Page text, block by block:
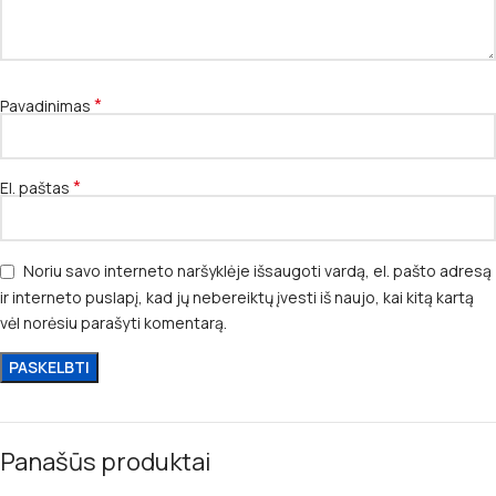
Pavadinimas *
El. paštas *
Noriu savo interneto naršyklėje išsaugoti vardą, el. pašto adresą
ir interneto puslapį, kad jų nebereiktų įvesti iš naujo, kai kitą kartą
vėl norėsiu parašyti komentarą.
Panašūs produktai